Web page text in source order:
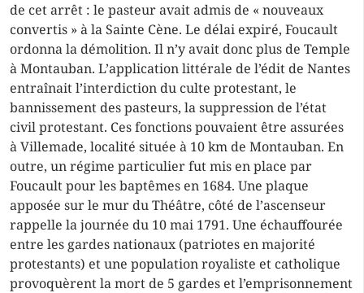
de cet arrêt : le pasteur avait admis de « nouveaux
convertis » à la Sainte Cène. Le délai expiré, Foucault
ordonna la démolition. Il n’y avait donc plus de Temple
à Montauban. L’application littérale de l’édit de Nantes
entraînait l’interdiction du culte protestant, le
bannissement des pasteurs, la suppression de l’état
civil protestant. Ces fonctions pouvaient être assurées
à Villemade, localité située à 10 km de Montauban. En
outre, un régime particulier fut mis en place par
Foucault pour les baptêmes en 1684. Une plaque
apposée sur le mur du Théâtre, côté de l’ascenseur
rappelle la journée du 10 mai 1791. Une échauffourée
entre les gardes nationaux (patriotes en majorité
protestants) et une population royaliste et catholique
provoquèrent la mort de 5 gardes et l’emprisonnement